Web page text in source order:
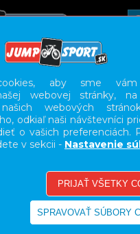
UŽÍVATEĽSKÝ PANEL
KATEGÓRIE
HLAVNÉ MENU
VÝPREDAJ - VŠETKO
aby sme vám
webovej stránky,
našich webových
odkiaľ naši návštevníci
o vašich preferenciách.
v sekcii - Nastavenie